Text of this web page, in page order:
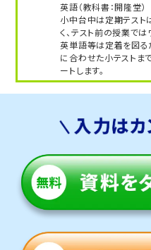
英語（教科書：開隆堂）
小中台中は定期テス
く、テスト前の授業で
英単語等は定着を図る
に合わせた小テストま
ートします。
人気のコース
・公立入試対策コース
トライは学校から徒歩
が終わってからも通塾
数学（教科書：啓林館）
轟町中は学校で扱った
学校の復習をすること